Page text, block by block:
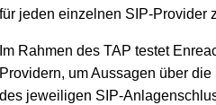
für jeden einzelnen SIP-Provider
Im Rahmen des TAP testet
Providern, um Aussagen über
des jeweiligen SIP-